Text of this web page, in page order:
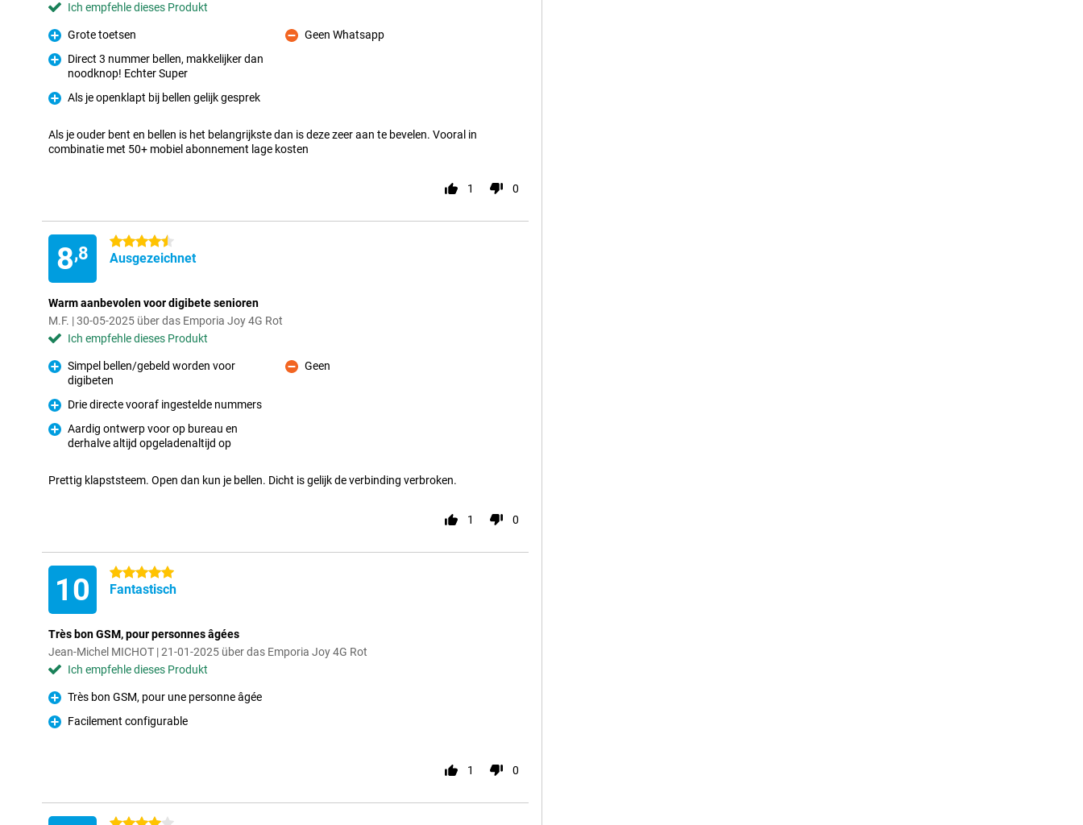
Ich empfehle dieses Produkt
Pro
Grote toetsen
Direct 3 nummer bellen, makkelijker dan
noodknop! Echter Super
Pro
Als je openklapt bij bellen gelijk gesprek
Kontra
Geen Whatsapp
Als je ouder bent en bellen is het belangrijkste dan is deze zeer aan te bevelen. Vooral in
combinatie met 50+ mobiel abonnement lage kosten
1 0
8,8
4.5 Sterne
Ausgezeichnet
Warm aanbevolen voor digibete senioren
M.F. | 30-05-2025 über das Emporia Joy 4G Rot
Ich empfehle dieses Produkt
Simpel bellen/gebeld worden voor
digibeten
Pro
Drie directe vooraf ingestelde nummers
Aardig ontwerp voor op bureau en
derhalve altijd opgeladenaltijd op
Kontra
Geen
Prettig klapststeem. Open dan kun je bellen. Dicht is gelijk de verbinding verbroken.
1 0
10 5 Sterne
Fantastisch
Très bon GSM, pour personnes âgées
Jean-Michel MICHOT | 21-01-2025 über das Emporia Joy 4G Rot
Ich empfehle dieses Produkt
Pro
Très bon GSM, pour une personne âgée
Pro
Facilement configurable
1 0